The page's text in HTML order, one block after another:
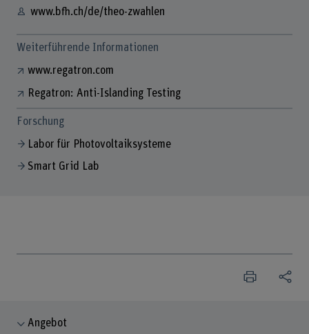
www.bfh.ch/de/theo-zwahlen
Weiterführende Informationen
www.regatron.com
Regatron: Anti-Islanding Testing
Forschung
Labor für Photovoltaiksysteme
Smart Grid Lab
Angebot